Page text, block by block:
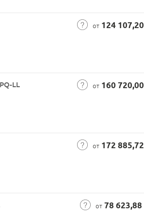
от 124 107,20
LL от 160 720,00
от 172 885,72
от 78 623,88